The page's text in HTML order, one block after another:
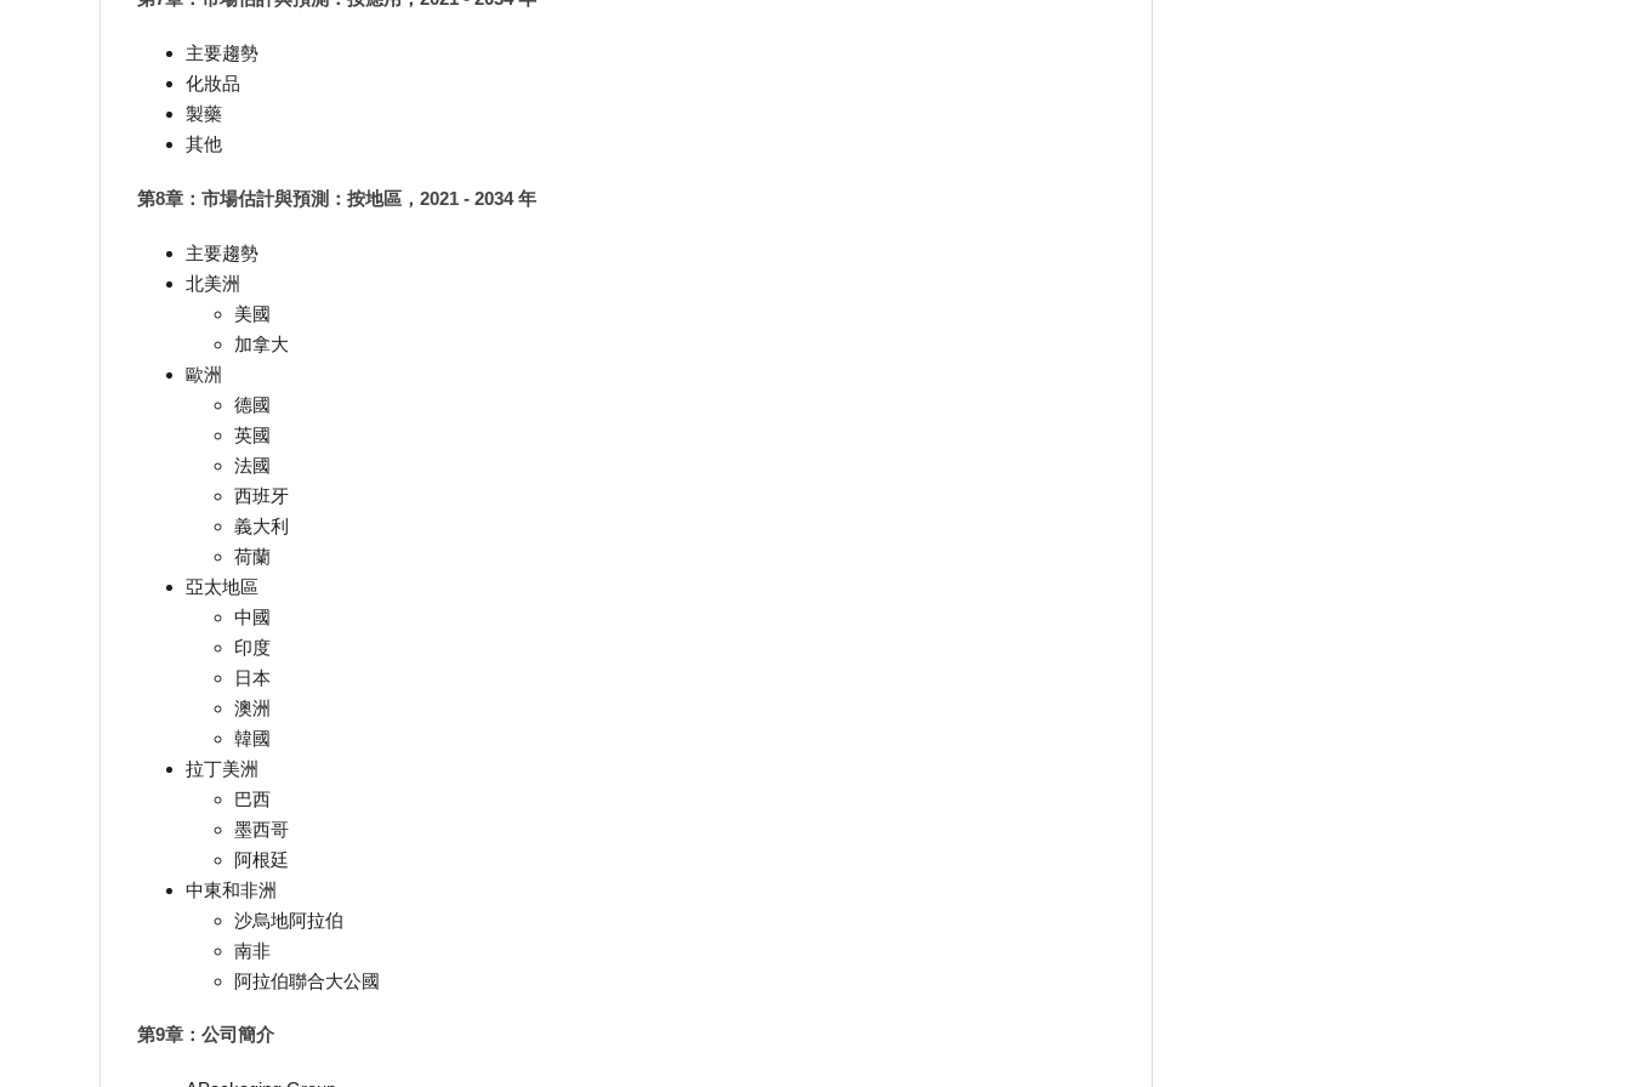
主要趨勢
化妝品
製藥
其他
第8章：市場估計與預測：按地區，2021 - 2034 年
主要趨勢
北美洲
美國
加拿大
歐洲
德國
英國
法國
西班牙
義大利
荷蘭
亞太地區
中國
印度
日本
澳洲
韓國
拉丁美洲
巴西
墨西哥
阿根廷
中東和非洲
沙烏地阿拉伯
南非
阿拉伯聯合大公國
第9章：公司簡介